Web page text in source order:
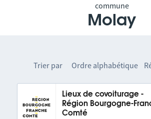
commune
Molay
Trier par Ordre alphabétique
Lieux de covoiturage -
Région Bourgogne-
Comté